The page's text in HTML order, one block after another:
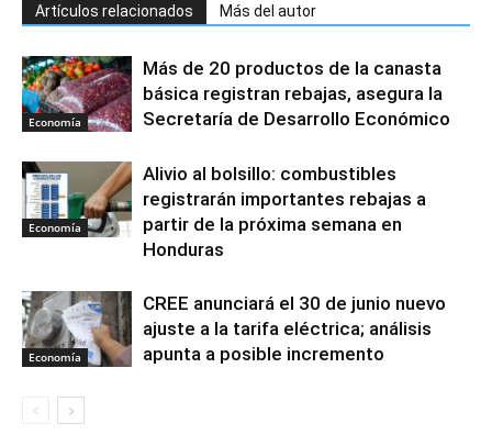
Artículos relacionados Más del autor
Economía
Más de 20 productos de la canasta
básica registran rebajas, asegura la
Secretaría de Desarrollo Económico
Economía
Alivio al bolsillo: combustibles
registrarán importantes rebajas a
partir de la próxima semana en
Honduras
Economía
CREE anunciará el 30 de junio nuevo
ajuste a la tarifa eléctrica; análisis
apunta a posible incremento